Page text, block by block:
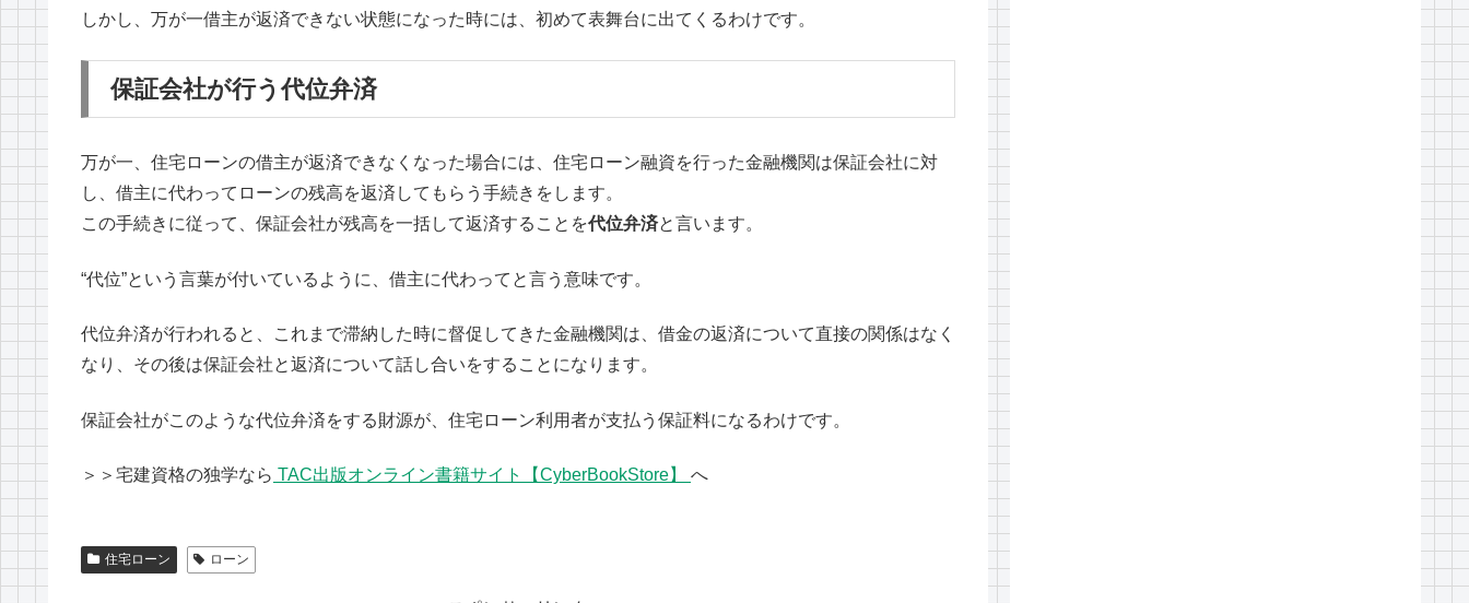
しかし、万が一借主が返済できない状態になった時には、初めて表舞台に出てくるわけです。
保証会社が行う代位弁済
万が一、住宅ローンの借主が返済できなくなった場合には、住宅ローン融資を行った金融機関は保証会社に対
し、借主に代わってローンの残高を返済してもらう手続きをします。
この手続きに従って、保証会社が残高を一括して返済することを代位弁済と言います。
“代位”という言葉が付いているように、借主に代わってと言う意味です。
代位弁済が行われると、これまで滞納した時に督促してきた金融機関は、借金の返済について直接の関係はなく
なり、その後は保証会社と返済について話し合いをすることになります。
保証会社がこのような代位弁済をする財源が、住宅ローン利用者が支払う保証料になるわけです。
＞＞宅建資格の独学なら TAC出版オンライン書籍サイト【CyberBookStore】 へ
住宅ローン ローン